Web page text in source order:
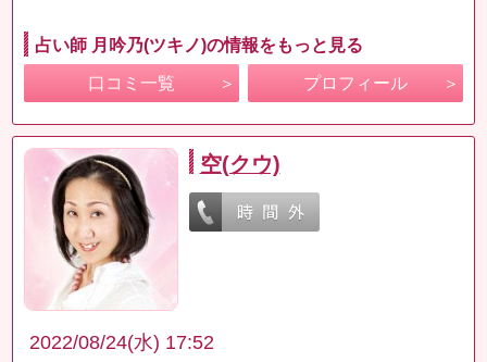
占い師 月吟乃(ツキノ)の情報をもっと見る
口コミ一覧 プロフィール
空(クウ)
2022/08/24(水) 17:52